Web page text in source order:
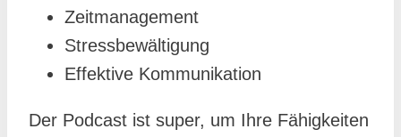
Zeitmanagement
Stressbewältigung
Effektive Kommunikation
Der Podcast ist super, um Ihre Fähigkeiten